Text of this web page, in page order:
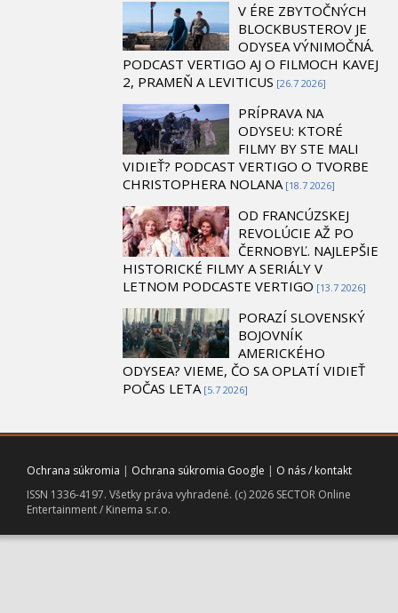
V ÉRE ZBYTOČNÝCH
BLOCKBUSTEROV JE
ODYSEA VÝNIMOČNÁ.
PODCAST VERTIGO AJ O FILMOCH KAVEJ
2, PRAMEŇ A LEVITICUS [26.7 2026]
PRÍPRAVA NA
ODYSEU: KTORÉ
FILMY BY STE MALI
VIDIEŤ? PODCAST VERTIGO O TVORBE
CHRISTOPHERA NOLANA [18.7 2026]
OD FRANCÚZSKEJ
REVOLÚCIE AŽ PO
ČERNOBYĽ. NAJLEPŠIE
HISTORICKÉ FILMY A SERIÁLY V
LETNOM PODCASTE VERTIGO [13.7 2026]
PORAZÍ SLOVENSKÝ
BOJOVNÍK
AMERICKÉHO
ODYSEA? VIEME, ČO SA OPLATÍ VIDIEŤ
POČAS LETA [5.7 2026]
Ochrana súkromia | Ochrana súkromia Google | O nás / kontakt
ISSN 1336-4197. Všetky práva vyhradené. (c) 2026 SECTOR Online
Entertainment / Kinema s.r.o.